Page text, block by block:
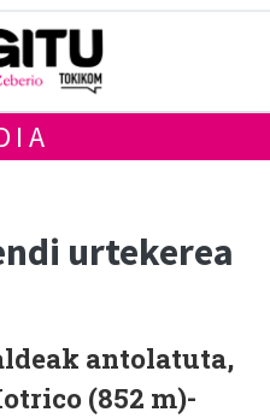
urtekerea
antolatuta,
(852 m)-